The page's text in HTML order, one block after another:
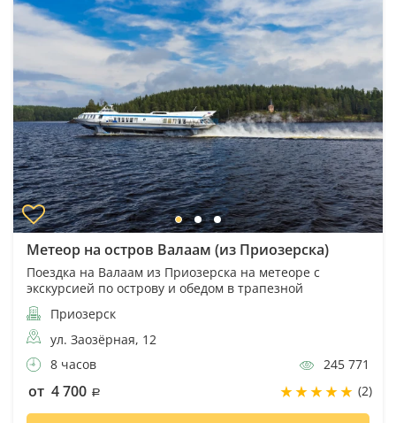
Метеор на остров Валаам (из Приозерска)
Поездка на Валаам из Приозерска на метеоре с
экскурсией по острову и обедом в трапезной
Приозерск
ул. Заозёрная, 12
8 часов
245 771
от 4 700 (2)